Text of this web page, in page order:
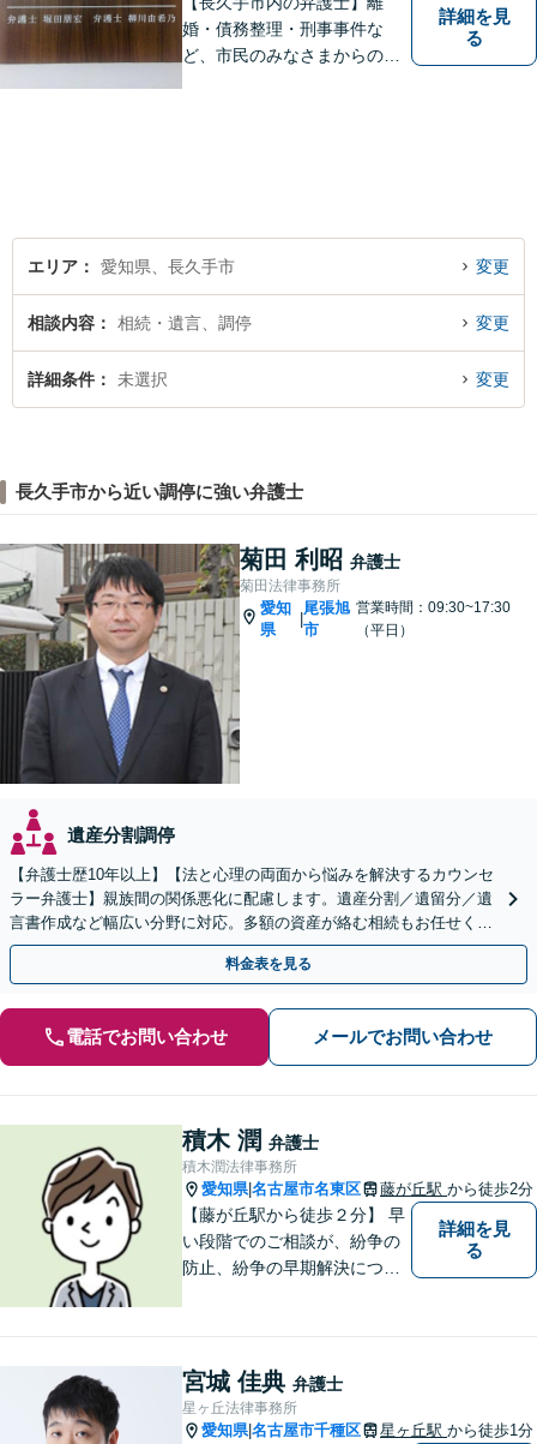
婚・債務整理・刑事事件な
ど、市民のみなさまからの相
詳細を見
る
エリア 愛知県、長久手市 変更
相談内容 相続・遺言、調停 変更
詳細条件 未選択 変更
長久手市から近い調停に強い弁護士
菊田 利昭 弁護士
菊田法律事務所
愛知
県
|
尾張旭
市
営業時間：09:30~17:30
（平日）
遺産分割調停
【弁護士歴10年以上】【法と心理の両面から悩みを解決するカウンセ
ラー弁護士】親族間の関係悪化に配慮します。遺産分割／遺留分／遺
言書作成など幅広い分野に対応。多額の資産が絡む相続もお任せくだ
さい。【夜間・休日の相談可能】【駐車場完備】
料金表を見る
電話でお問い合わせ メールでお問い合わせ
積木 潤 弁護士
積木潤法律事務所
愛知県|名古屋市名東区 藤が丘駅 から徒歩2分
【藤が丘駅から徒歩２分】 早
い段階でのご相談が、紛争の
防止、紛争の早期解決につな
詳細を見
る
宮城 佳典 弁護士
星ヶ丘法律事務所
愛知県|名古屋市千種区 星ヶ丘駅 から徒歩1分